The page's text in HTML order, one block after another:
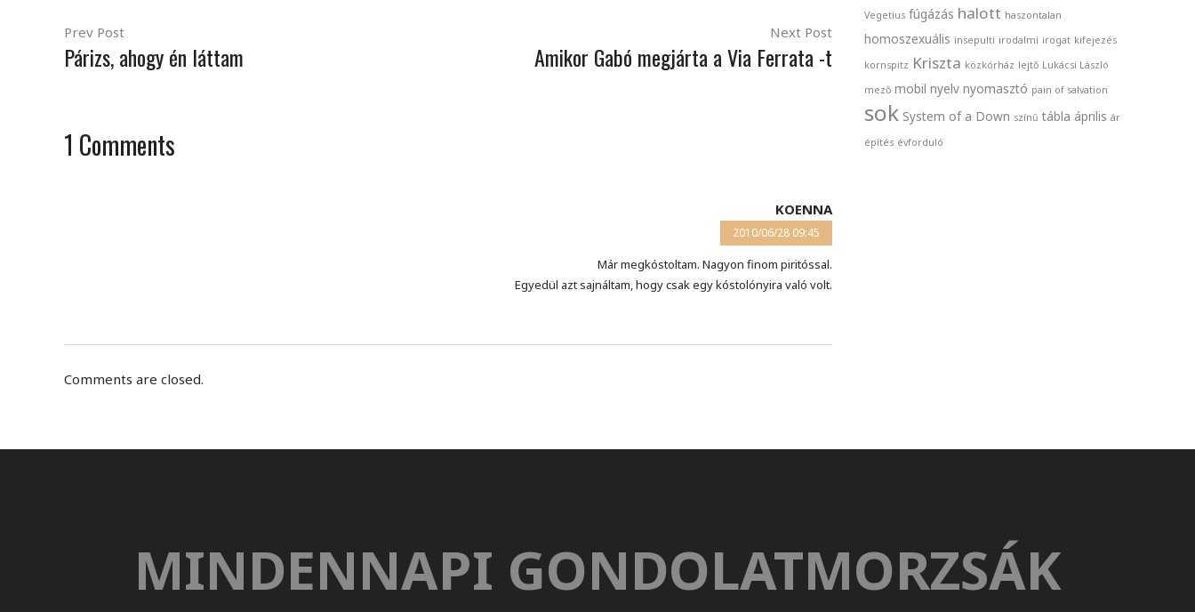
Prev Post
Párizs, ahogy én láttam
Next Post
Amikor Gabó megjárta a Via Ferrata -t
1 Comments
KOENNA
2010/06/28 09:45
Már megkóstoltam. Nagyon finom piritóssal.
Egyedül azt sajnáltam, hogy csak egy kóstolónyira való volt.
Comments are closed.
Vegetius fúgázás halott haszontalan
homoszexuális insepulti irodalmi irogat kifejezés
kornspitz Kriszta közkórház lejtő Lukácsi László
mező mobil nyelv nyomasztó pain of salvation
sok System of a Down színű tábla április ár
építés évforduló
MINDENNAPI GONDOLATMORZSÁK